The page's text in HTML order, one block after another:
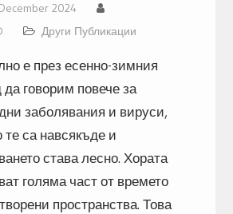
2024
Други Публикации
е през есенно-зимния
да говорим повече за
заболявания и вируси,
те са навсякъде и
става лесно. Хората
голяма част от времето
пространства. Това